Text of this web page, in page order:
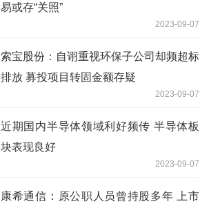
易或存“关照”
2023-09-07
索宝股份：自诩重视环保子公司却频超标
排放 募投项目转固金额存疑
2023-09-07
近期国内半导体领域利好频传 半导体板
块表现良好
2023-09-07
康希通信：原公职人员曾持股多年 上市